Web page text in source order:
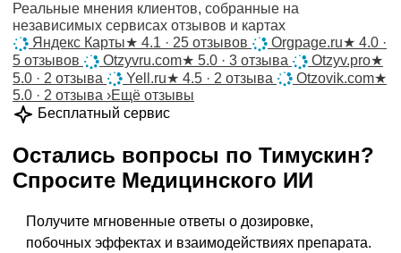
Реальные мнения клиентов, собранные на
независимых сервисах отзывов и картах
Яндекс Карты★ 4.1 · 25 отзывов Orgpage.ru★ 4.0 ·
5 отзывов
Otzyvru.com★ 5.0 · 3 отзыва Otzyv.pro★
5.0 · 2 отзыва
Yell.ru★ 4.5 · 2 отзыва Otzovik.com★
5.0 · 2 отзыва ›Ещё отзывы
Бесплатный сервис
Остались вопросы по Тимускин?
Спросите Медицинского ИИ
Получите мгновенные ответы о дозировке,
побочных эффектах и взаимодействиях препарата.